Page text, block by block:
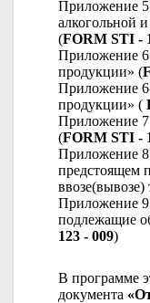
Приложение
алкогольной
(FORM STI -
Приложение
продукции» (
Приложение
продукции» (
Приложение 7
(FORM STI -
Приложение 8
предстоящем
ввозе(вывозе)
Приложение
подлежащие
123 - 009)
В программе
документа